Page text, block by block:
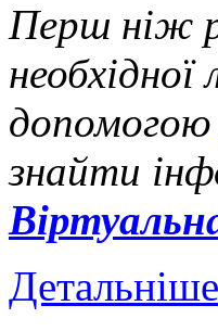
Перш ніж
допомогою
знайти